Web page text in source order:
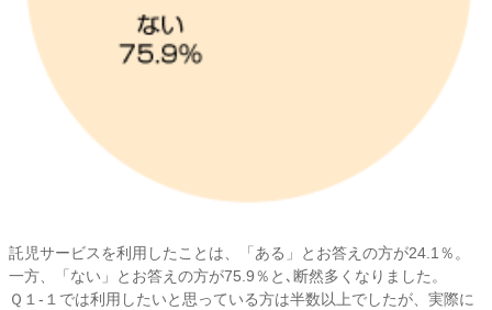
託児サービスを利用したことは、「ある」とお答えの方が24.1％。
一方、「ない」とお答えの方が75.9％と､断然多くなりました。
Ｑ１-１では利用したいと思っている方は半数以上でしたが、実際に